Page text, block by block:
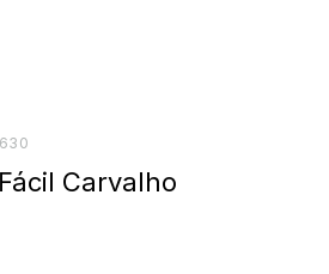
Carvalho